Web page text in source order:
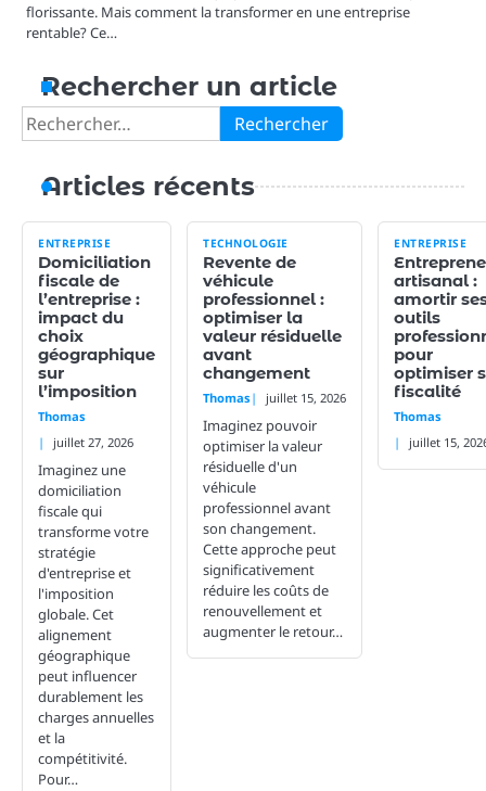
florissante. Mais comment la transformer en une entreprise
rentable? Ce…
Rechercher un article
Rechercher :
Articles récents
ENTREPRISE
Domiciliation
fiscale de
l’entreprise :
impact du
choix
géographique
sur
l’imposition
Thomas
juillet 27, 2026
Imaginez une
domiciliation
fiscale qui
transforme votre
stratégie
d'entreprise et
l'imposition
globale. Cet
alignement
géographique
peut influencer
durablement les
charges annuelles
et la
compétitivité.
Pour…
TECHNOLOGIE
Revente de
véhicule
professionnel :
optimiser la
valeur résiduelle
avant
changement
Thomas juillet 15, 2026
Imaginez pouvoir
optimiser la valeur
résiduelle d'un
véhicule
professionnel avant
son changement.
Cette approche peut
significativement
réduire les coûts de
renouvellement et
augmenter le retour…
ENTREPRISE
artisanal :
amortir
outils
pour
optimiser
fiscalité
Thomas
juillet 15,